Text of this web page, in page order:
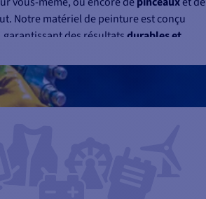
Notre matériel de peinture est conçu
des résultatsdurables et